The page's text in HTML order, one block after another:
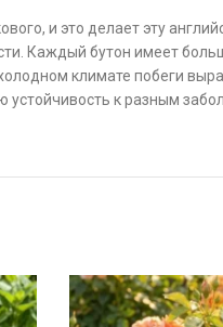
и это делает эту
Каждый бутон имеет
климате побеги
к разным